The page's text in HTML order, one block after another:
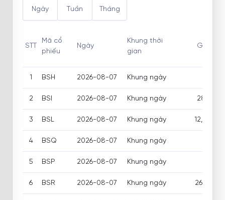
Ngày Tuần Tháng
STT
Mã cổ
phiếu
Ngày
Khung thời
gian
Giá
1 BSH 2026-08-07 Khung ngày
2 BSI 2026-08-07 Khung ngày 28,150 /
3 BSL 2026-08-07 Khung ngày 12,700 /
4 BSQ 2026-08-07 Khung ngày
5 BSP 2026-08-07 Khung ngày
6 BSR 2026-08-07 Khung ngày 26,200 /